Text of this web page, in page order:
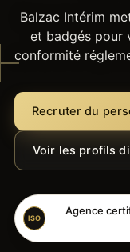
Balzac Intérim
et badgés pour
conformité
Recruter du
Voir les profils
ISO
Agence